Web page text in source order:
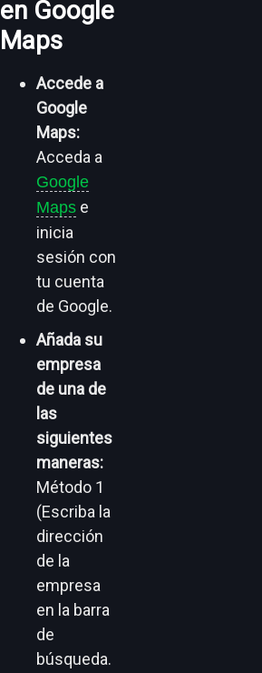
en Google
Maps
Accede a
Google
Maps:
Acceda a
Google
Maps e
inicia
sesión con
tu cuenta
de Google.
Añada su
empresa
de una de
las
siguientes
maneras:
Método 1
(Escriba la
dirección
de la
empresa
en la barra
de
búsqueda.